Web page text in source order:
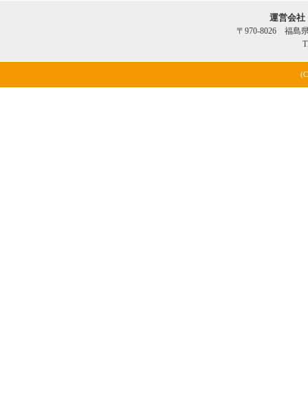
運営会
〒970-8026 福島